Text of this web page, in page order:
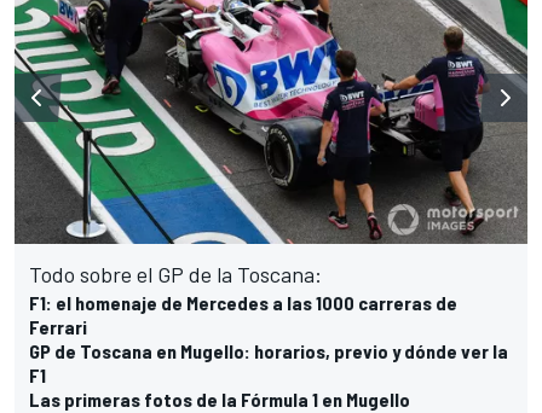
Todo sobre el GP de la Toscana:
F1: el homenaje de Mercedes a las 1000 carreras de
Ferrari
GP de Toscana en Mugello: horarios, previo y dónde ver la
F1
Las primeras fotos de la Fórmula 1 en Mugello